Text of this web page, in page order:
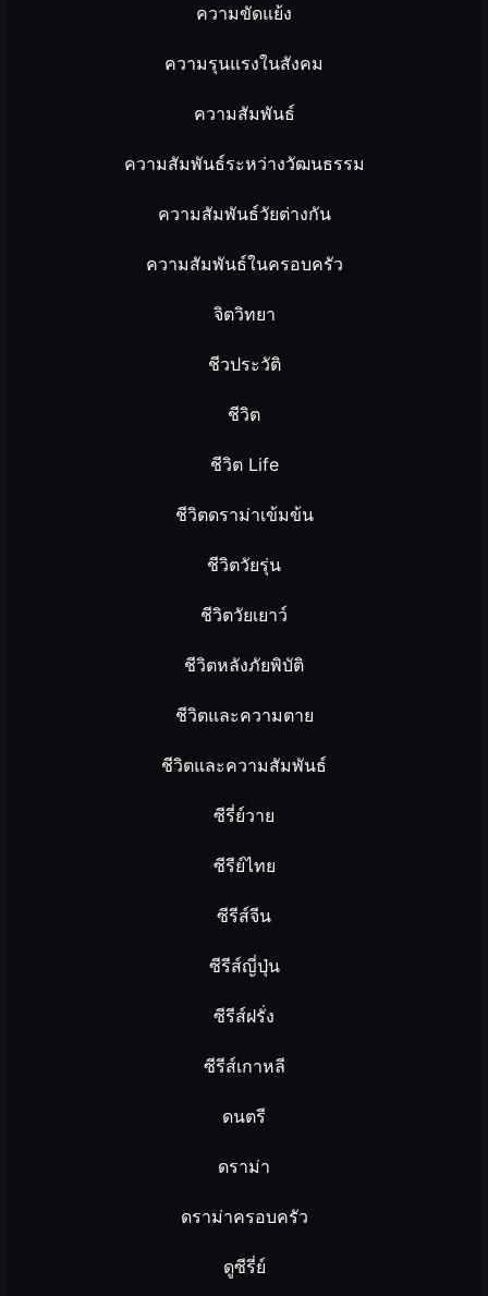
ความขัดแย้ง
ความรุนแรงในสังคม
ความสัมพันธ์
ความสัมพันธ์ระหว่างวัฒนธรรม
ความสัมพันธ์วัยต่างกัน
ความสัมพันธ์ในครอบครัว
จิตวิทยา
ชีวประวัติ
ชีวิต
ชีวิต Life
ชีวิตดราม่าเข้มข้น
ชีวิตวัยรุ่น
ชีวิตวัยเยาว์
ชีวิตหลังภัยพิบัติ
ชีวิตและความตาย
ชีวิตและความสัมพันธ์
ซีรี่ย์วาย
ซีรีย์ไทย
ซีรีส์จีน
ซีรีส์ญี่ปุ่น
ซีรีส์ฝรั่ง
ซีรีส์เกาหลี
ดนตรี
ดราม่า
ดราม่าครอบครัว
ดูซีรี่ย์